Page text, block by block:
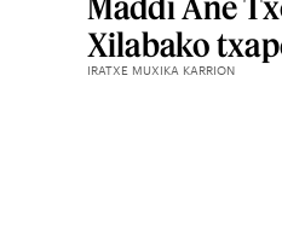
Xilabako
IRATXE MUXIKA KARRION